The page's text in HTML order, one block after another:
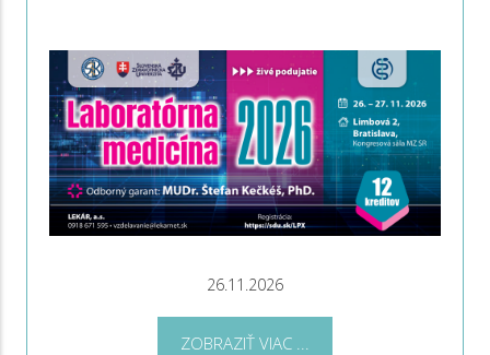
26.11.2026
ZOBRAZIŤ VIAC ...